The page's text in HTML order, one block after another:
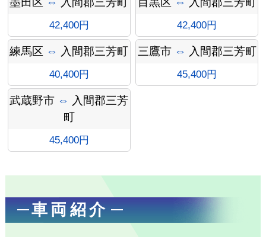
ォメー
ション
42,400円 42,400円
練馬区 ⇔ 入間郡三芳町
40,400円
三鷹市 ⇔ 入間郡三芳町
45,400円
武蔵野市 ⇔ 入間郡三芳
町
45,400円
車両紹介